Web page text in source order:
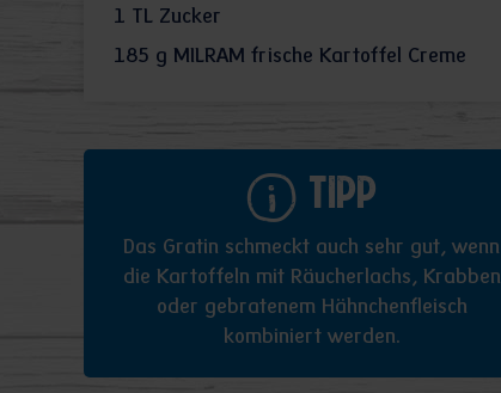
1 TL Zucker
185 g MILRAM frische Kartoffel Creme
Tipp
Das Gratin schmeckt auch sehr gut, wenn
die Kartoffeln mit Räucherlachs, Krabben
oder gebratenem Hähnchenfleisch
kombiniert werden.